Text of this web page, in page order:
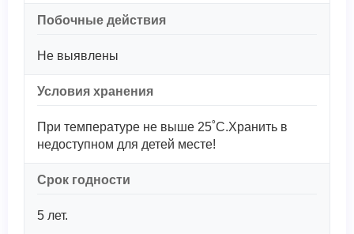
Побочные действия
Не выявлены
Условия хранения
При температуре не выше 25˚С.Хранить в
недоступном для детей месте!
Срок годности
5 лет.